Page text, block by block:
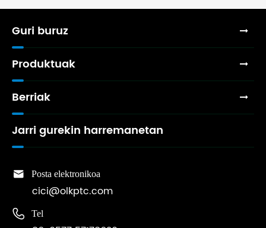
Guri buruz
Produktuak
Berriak
Jarri gurekin harremanetan
 Posta elektronikoa
cici@olkptc.com
 Tel